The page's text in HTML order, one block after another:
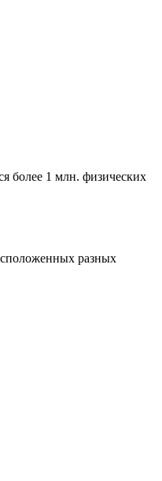
более 1 млн. физических
разных